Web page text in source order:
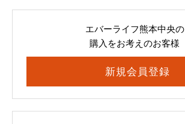
エバーライフ熊本中央の
購入をお考えのお客様
新規会員登録